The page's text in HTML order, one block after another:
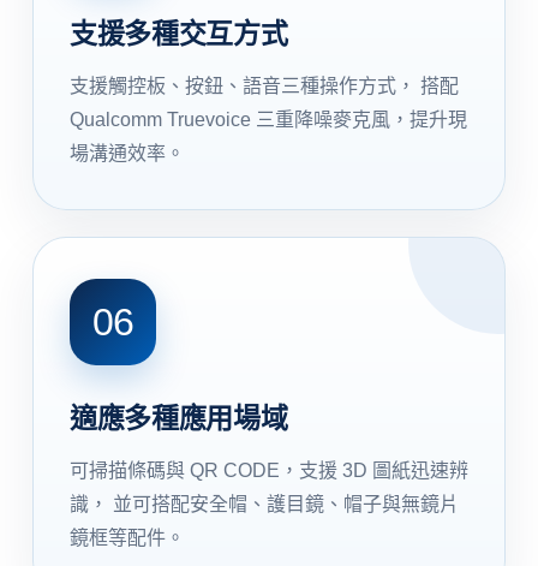
支援多種交互方式
支援觸控板、按鈕、語音三種操作方式， 搭配
Qualcomm Truevoice 三重降噪麥克風，提升現
場溝通效率。
06
適應多種應用場域
可掃描條碼與 QR CODE，支援 3D 圖紙迅速辨
識， 並可搭配安全帽、護目鏡、帽子與無鏡片
鏡框等配件。